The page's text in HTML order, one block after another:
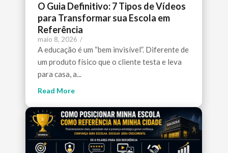
O Guia Definitivo: 7 Tipos de Vídeos
para Transformar sua Escola em
Referência
maio 8, 2026 /
A educação é um “bem invisível”. Diferente de
um produto físico que o cliente testa e leva
para casa, a...
Read More